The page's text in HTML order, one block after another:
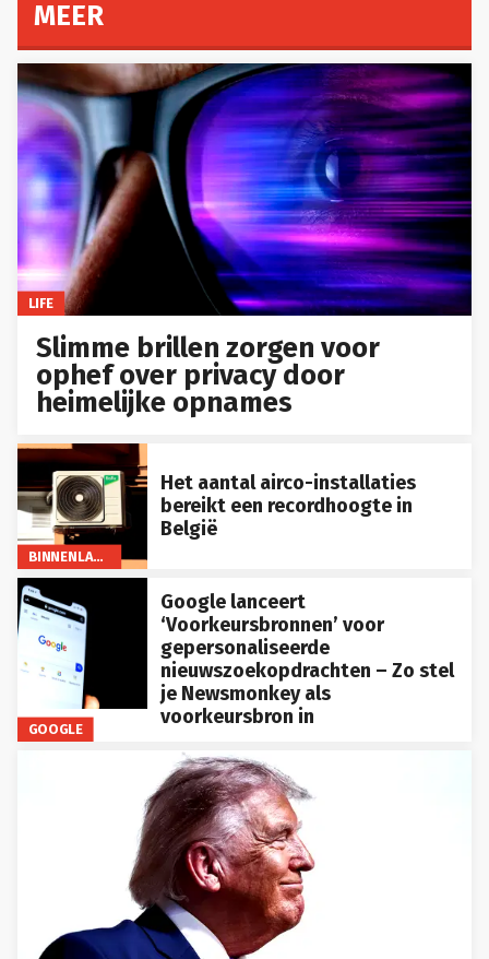
MEER
LIFE
Slimme brillen zorgen voor
ophef over privacy door
heimelijke opnames
BINNENLAND
Het aantal airco-installaties
bereikt een recordhoogte in
België
GOOGLE
Google lanceert
‘Voorkeursbronnen’ voor
gepersonaliseerde
nieuwszoekopdrachten – Zo stel
je Newsmonkey als
voorkeursbron in